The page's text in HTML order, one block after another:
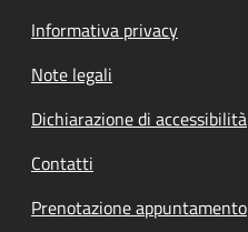
Informativa privacy
Note legali
Dichiarazione di accessibilità
Contatti
Prenotazione appuntamento